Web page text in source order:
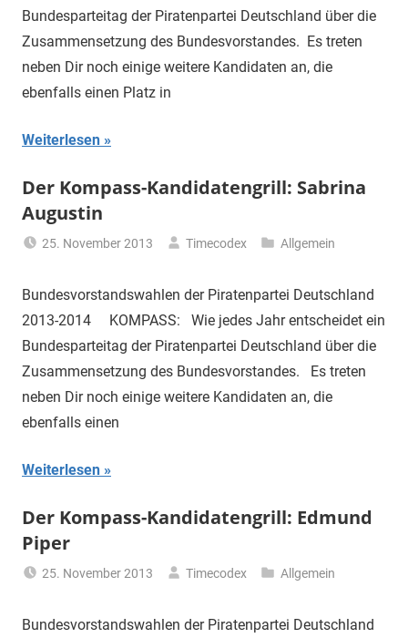
Bundesparteitag der Piratenpartei Deutschland über die
Zusammensetzung des Bundesvorstandes. Es treten
neben Dir noch einige weitere Kandidaten an, die
ebenfalls einen Platz in
Weiterlesen
Der Kompass-Kandidatengrill: Sabrina
Augustin
25. November 2013 Timecodex Allgemein
Bundesvorstandswahlen der Piratenpartei Deutschland
2013-2014 KOMPASS: Wie jedes Jahr entscheidet ein
Bundesparteitag der Piratenpartei Deutschland über die
Zusammensetzung des Bundesvorstandes. Es treten
neben Dir noch einige weitere Kandidaten an, die
ebenfalls einen
Weiterlesen
Der Kompass-Kandidatengrill: Edmund
Piper
25. November 2013 Timecodex Allgemein
Bundesvorstandswahlen der Piratenpartei Deutschland